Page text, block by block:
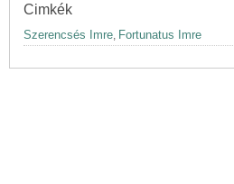
Cimkék
Szerencsés Imre, Fortunatus Imre